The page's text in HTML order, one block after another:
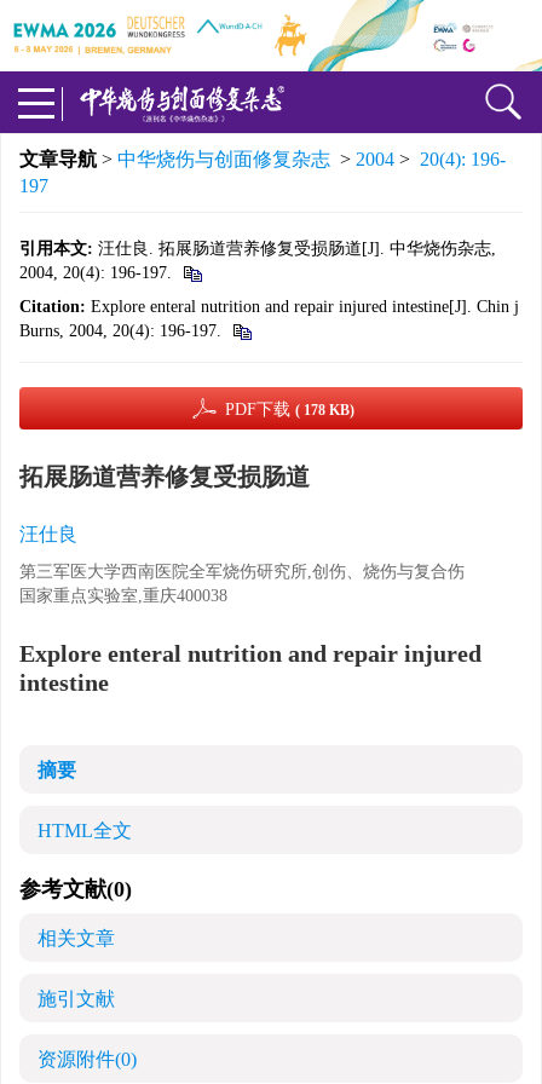
文章导航 > 中华烧伤与创面修复杂志 > 2004 > 20(4): 196-
197
引用本文: 汪仕良. 拓展肠道营养修复受损肠道[J]. 中华烧伤杂志,
2004, 20(4): 196-197.
Citation: Explore enteral nutrition and repair injured intestine[J]. Chin j
Burns, 2004, 20(4): 196-197.
PDF下载 ( 178 KB)
拓展肠道营养修复受损肠道
汪仕良
第三军医大学西南医院全军烧伤研究所,创伤、烧伤与复合伤
国家重点实验室,重庆400038
Explore enteral nutrition and repair injured
intestine
摘要
HTML全文
参考文献(0)
相关文章
施引文献
资源附件(0)